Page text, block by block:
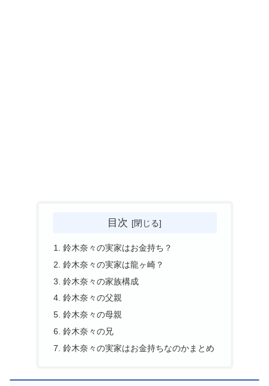
目次
鈴木奈々の実家はお金持ち？
鈴木奈々の実家は龍ヶ崎？
鈴木奈々の家族構成
鈴木奈々の父親
鈴木奈々の母親
鈴木奈々の兄
鈴木奈々の実家はお金持ちなのかまとめ